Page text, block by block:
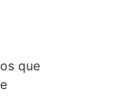
que